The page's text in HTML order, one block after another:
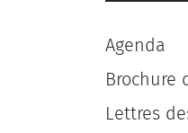
Agenda
Brochure
Lettres